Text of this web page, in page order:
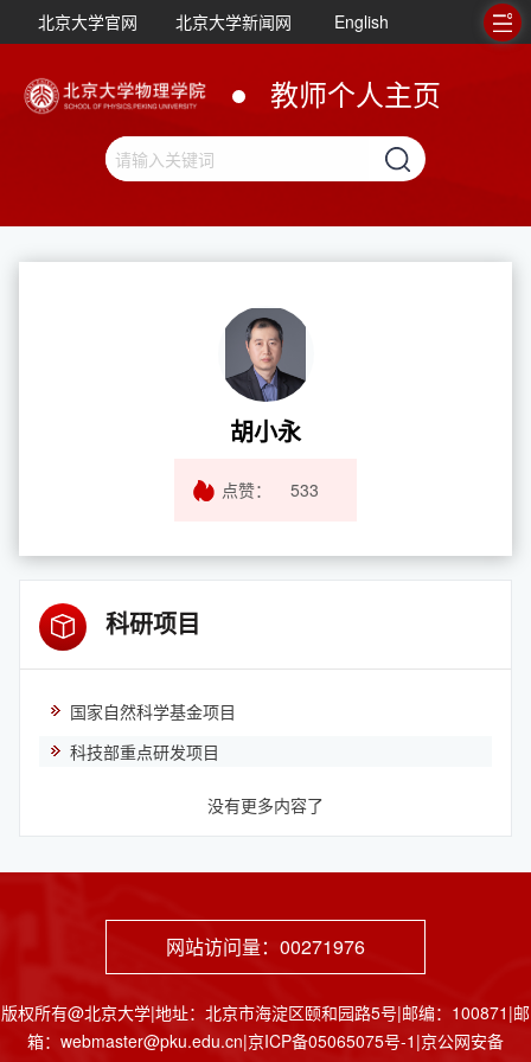
北京大学官网 北京大学新闻网 English
教师个人主页
胡小永
点赞： 533
科研项目
国家自然科学基金项目
科技部重点研发项目
没有更多内容了
网站访问量： 00271976
版权所有@北京大学|地址：北京市海淀区颐和园路5号|邮编：100871|邮
箱：webmaster@pku.edu.cn|京ICP备05065075号-1|京公网安备